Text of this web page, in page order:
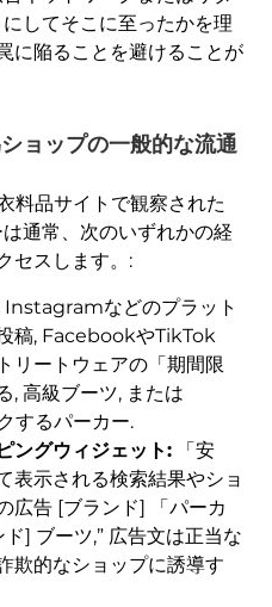
してそこに至ったかを理
に陥ることを避けることが
ョップの一般的な流通
料品サイトで観察された
通常、次のいずれかの経
セスします。:
Instagramなどのプラット
稿, FacebookやTikTok
リートウェアの「期間限
, 高級ブーツ, または
するパーカー.
ングウィジェット:「安
表示される検索結果やショ
広告 [ブランド] 「パーカ
] ブーツ,” 広告文は正当な
欺的なショップに誘導す